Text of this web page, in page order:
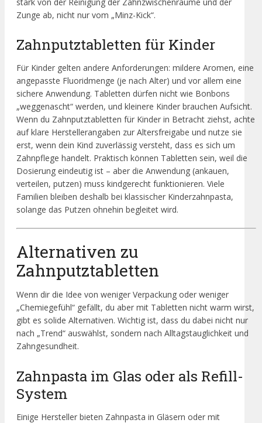
Zunge ab, nicht nur vom „Minz-Kick“.
Zahnputztabletten für Kinder
Für Kinder gelten andere Anforderungen: mildere Aromen, eine
angepasste Fluoridmenge (je nach Alter) und vor allem eine
sichere Anwendung. Tabletten dürfen nicht wie Bonbons
„weggenascht“ werden, und kleinere Kinder brauchen Aufsicht.
Wenn du Zahnputztabletten für Kinder in Betracht ziehst, achte
auf klare Herstellerangaben zur Altersfreigabe und nutze sie
erst, wenn dein Kind zuverlässig versteht, dass es sich um
Zahnpflege handelt. Praktisch können Tabletten sein, weil die
Dosierung eindeutig ist – aber die Anwendung (ankauen,
verteilen, putzen) muss kindgerecht funktionieren. Viele
Familien bleiben deshalb bei klassischer Kinderzahnpasta,
solange das Putzen ohnehin begleitet wird.
Alternativen zu
Zahnputztabletten
Wenn dir die Idee von weniger Verpackung oder weniger
„Chemiegefühl“ gefällt, du aber mit Tabletten nicht warm wirst,
gibt es solide Alternativen. Wichtig ist, dass du dabei nicht nur
nach „Trend“ auswählst, sondern nach Alltagstauglichkeit und
Zahngesundheit.
Zahnpasta im Glas oder als Refill-
System
Einige Hersteller bieten Zahnpasta in Gläsern oder mit